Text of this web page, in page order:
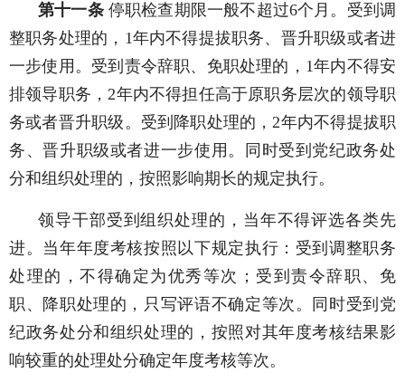
第十一条停职检查期限一般不超过6个月。受到调
整职务处理的， 1年内不得提拔职务、晋升职级或者进
一步使用。受到责令辞职、免职处理的， 1年内不得安
排领导职务，2年内不得担任高于原职务层次的领导职
务或者晋升职级。受到降职处理的，2年内不得提拔职
务、晋升职级或者进一步使用。同时受到党纪政务处
分和组织处理的，按照影响期长的规定执行。
领导干部受到组织处理的，当年不得评选各类先
进。当年年度考核按照以下规定执行：受到调整职务
处理的，不得确定为优秀等次；受到责令辞职、免
职、降职处理的，只写评语不确定等次。同时受到党
纪政务处分和组织处理的，按照对其年度考核结果影
响较重的处理处分确定年度考核等次。